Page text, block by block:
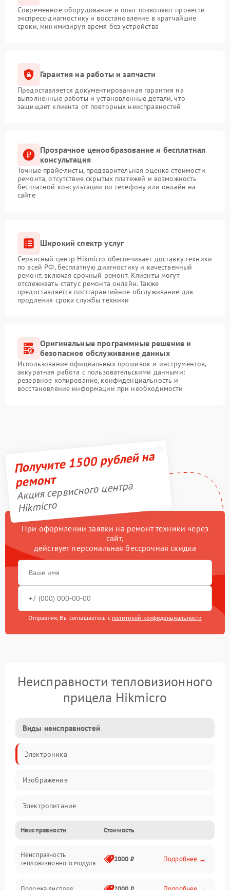
Современное оборудование и опыт позволяют провести
экспресс-диагностику и восстановление в кратчайшие
сроки, минимизируя время без устройства
Гарантия на работы и запчасти
Предоставляется документированная гарантия на
выполненные работы и установленные детали, что
защищает клиента от повторных неисправностей
Прозрачное ценообразование и бесплатная
консультация
Точные прайс-листы, предварительная оценка стоимости
ремонта, отсутствие скрытых платежей и возможность
бесплатной консультации по телефону или онлайн на
сайте
Широкий спектр услуг
Сервисный центр Hikmicro обеспечивает доставку техники
по всей РФ, бесплатную диагностику и качественный
ремонт, включая срочный ремонт. Клиенты могут
отслеживать статус ремонта онлайн. Также
предоставляется постгарантийное обслуживание для
продления срока службы техники
Оригинальные программные решение и
безопасное обслуживание данных
Использование официальных прошивок и инструментов,
аккуратная работа с пользовательскими данными:
резервное копирование, конфиденциальность и
восстановление информации при необходимости
Получите 1500 рублей на
ремонт
Акция сервисного центра
Hikmicro
При оформлении заявки на ремонт техники через
сайт,
действует персональная бессрочная скидка
Отправляя, Вы соглашаетесь с политикой конфиденциальности
Неисправности тепловизионного
прицела Hikmicro
Виды неисправностей
Электроника
Изображение
Электропитание
Измерения
Матрица
Неисправности Стоимость
Неисправность
тепловизионного модуля
2000 ₽ Подробнее →